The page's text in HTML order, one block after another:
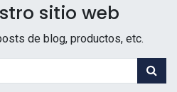
sitio web
de blog, productos, etc.